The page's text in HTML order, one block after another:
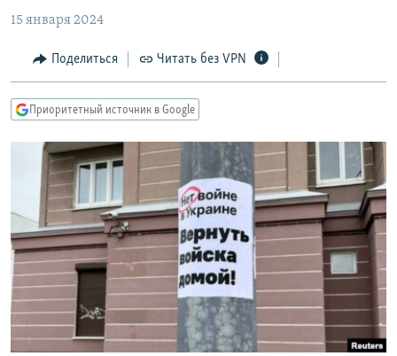
Вернутся
Вернутся
поиску
МНЕНИЯ
КУЛЬТУРА
КАВКАЗ.РЕАЛИИ
СЕВЕР.РЕАЛИИ
СИБИРЬ.РЕАЛИИ
РАСПИСАНИЕ ВЕЩАНИЯ
ПОДПИШИТЕСЬ НА РАССЫЛКУ
СОЦИАЛЬНЫЕ СЕТИ
15 января 2024
Поделиться Читать без VPN
Приоритетный источник в Google